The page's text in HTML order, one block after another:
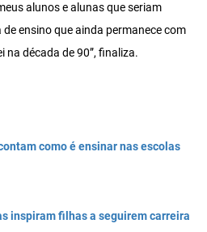
alunos e alunas que seriam
ensino que ainda permanece com
na década de 90”, finaliza.
como é ensinar nas escolas
inspiram filhas a seguirem carreira